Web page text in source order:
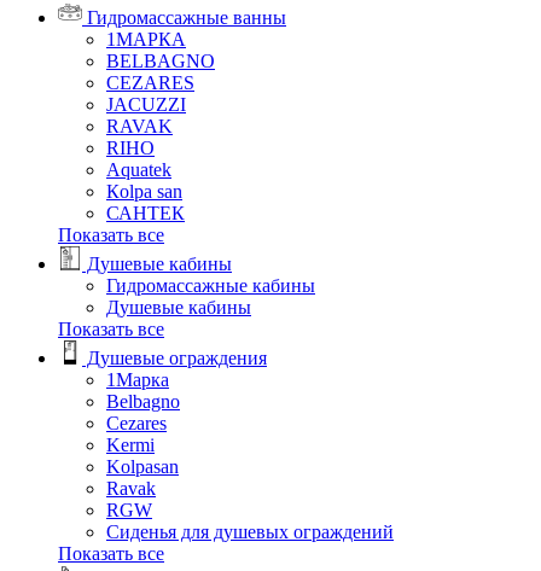
Гидромассажные ванны
1МАРКА
BELBAGNO
CEZARES
JACUZZI
RAVAK
RIHO
Аquatek
Кolpa san
САНТЕК
Показать все
Душевые кабины
Гидромассажные кабины
Душевые кабины
Показать все
Душевые ограждения
1Марка
Belbagno
Cezares
Kermi
Kolpasan
Ravak
RGW
Сиденья для душевых ограждений
Показать все